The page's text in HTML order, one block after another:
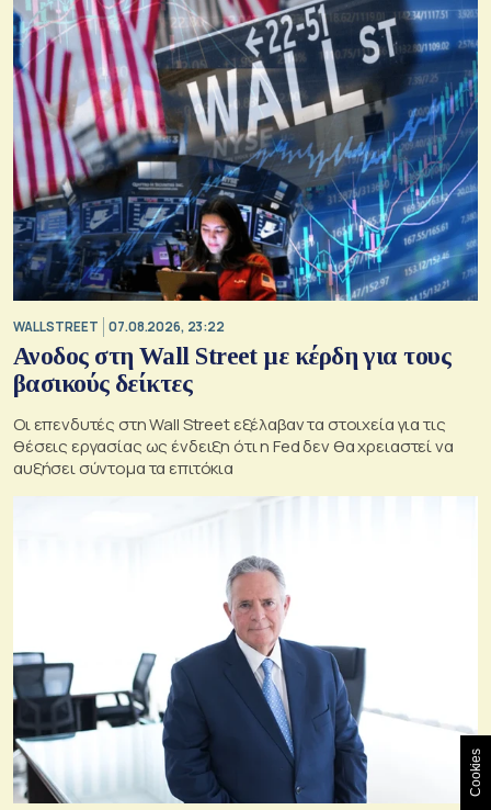
WALL STREET 07.08.2026, 23:22
Ανοδος στη Wall Street με κέρδη για τους
βασικούς δείκτες
Οι επενδυτές στη Wall Street εξέλαβαν τα στοιχεία για τις
θέσεις εργασίας ως ένδειξη ότι η Fed δεν θα χρειαστεί να
αυξήσει σύντομα τα επιτόκια
Cookies